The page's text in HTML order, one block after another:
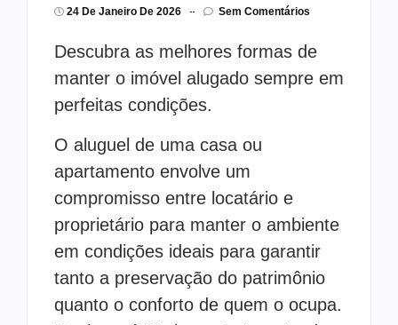
24 De Janeiro De 2026
Sem Comentários
Descubra as melhores formas de
manter o imóvel alugado sempre em
perfeitas condições.
O aluguel de uma casa ou
apartamento envolve um
compromisso entre locatário e
proprietário para manter o ambiente
em condições ideais para garantir
tanto a preservação do patrimônio
quanto o conforto de quem o ocupa.